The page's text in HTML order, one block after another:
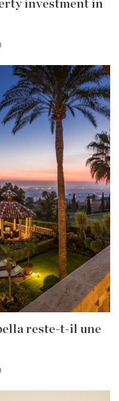
investment in
reste-t-il une